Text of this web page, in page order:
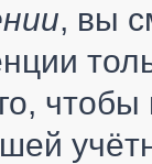
, вы
чтобы